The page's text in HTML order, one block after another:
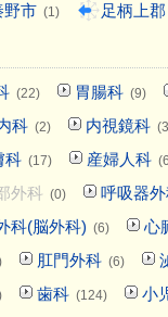
野市 (1) 足柄上郡
(22) 胃腸科 (9)
科 (2) 内視鏡科
科 (17) 産婦人科
外科 (0) 呼吸器
科(脳外科) (6) 心
肛門外科 (6)
歯科 (124) 小